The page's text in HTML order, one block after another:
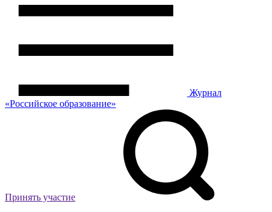
Журнал
«Российское образование»
Принять участие